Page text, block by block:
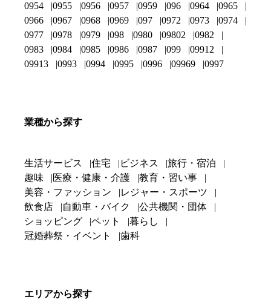
0954
0955 0956 0957 0959 096 0964
0965
0966
0967 0968 0969 097 0972 0973
0974
0977
0978 0979 098 0980 09802
0982
0983
0984 0985 0986 0987 099
09912
09913
0993 0994 0995 0996 09969 0997
業種から探す
生活サービス 住宅 ビジネス
旅行・宿泊
趣味
医療・健康・介護
教育・習い事
美容・ファッション
レジャー・スポーツ
飲食店
自動車・バイク
公共機関・団体
ショッピング
ペット
暮らし
冠婚葬祭・イベント
歯科
エリアから探す